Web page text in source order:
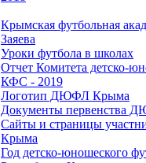
Крымская футбольная
Заяева
Уроки футбола в школах
Отчет Комитета детско-
КФС - 2019
Логотип ДЮФЛ Крыма
Документы первенства
Сайты и страницы
Крыма
Год детско-юношеского